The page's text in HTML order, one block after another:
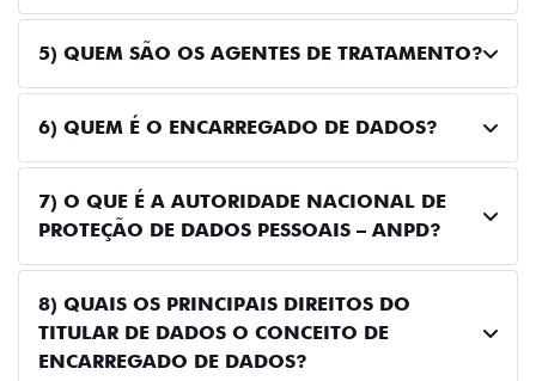
5) QUEM SÃO OS AGENTES DE TRATAMENTO?
6) QUEM É O ENCARREGADO DE DADOS?
7) O QUE É A AUTORIDADE NACIONAL DE
PROTEÇÃO DE DADOS PESSOAIS – ANPD?
8) QUAIS OS PRINCIPAIS DIREITOS DO
TITULAR DE DADOS O CONCEITO DE
ENCARREGADO DE DADOS?